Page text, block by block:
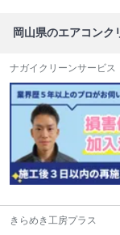
岡山県のエアコンク
ナガイクリーンサービス
きらめき工房プラス